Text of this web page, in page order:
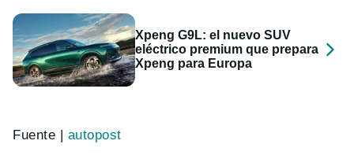
Xpeng G9L: el nuevo SUV
eléctrico premium que prepara
Xpeng para Europa
Fuente | autopost